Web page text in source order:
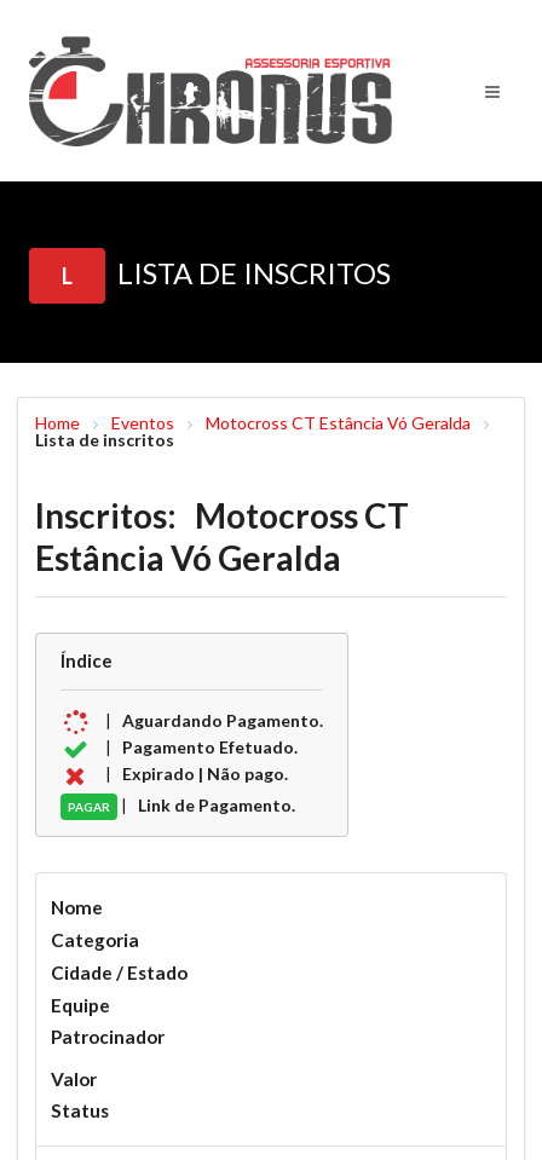
L LISTA DE INSCRITOS
Home Eventos
Motocross CT Estância Vó Geralda
Lista de inscritos
Inscritos: Motocross CT
Estância Vó Geralda
Índice
|Aguardando Pagamento.
| Pagamento Efetuado.
| Expirado | Não pago.
PAGAR | Link de Pagamento.
Nome
Categoria
Cidade / Estado
Equipe
Patrocinador
Valor
Status